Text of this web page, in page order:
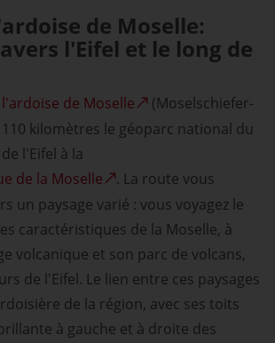
de Moselle:
l'Eifel et le long de
de Moselle
(Moselschiefer-
kilomètres le géoparc national du
l'Eifel à la
de la Moselle
. La route vous
un paysage varié : vous voyagez le
caractéristiques de la Moselle, à
volcanique et son parc de volcans,
de l'Eifel. Le lien entre ces paysages
de la région, avec ses toits
à gauche et à droite des